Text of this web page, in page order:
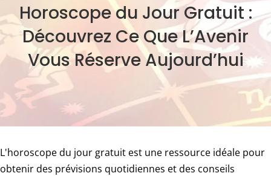
Horoscope du Jour Gratuit :
Découvrez Ce Que L’Avenir
Vous Réserve Aujourd’hui
L'horoscope du jour gratuit est une ressource idéale pour
obtenir des prévisions quotidiennes et des conseils